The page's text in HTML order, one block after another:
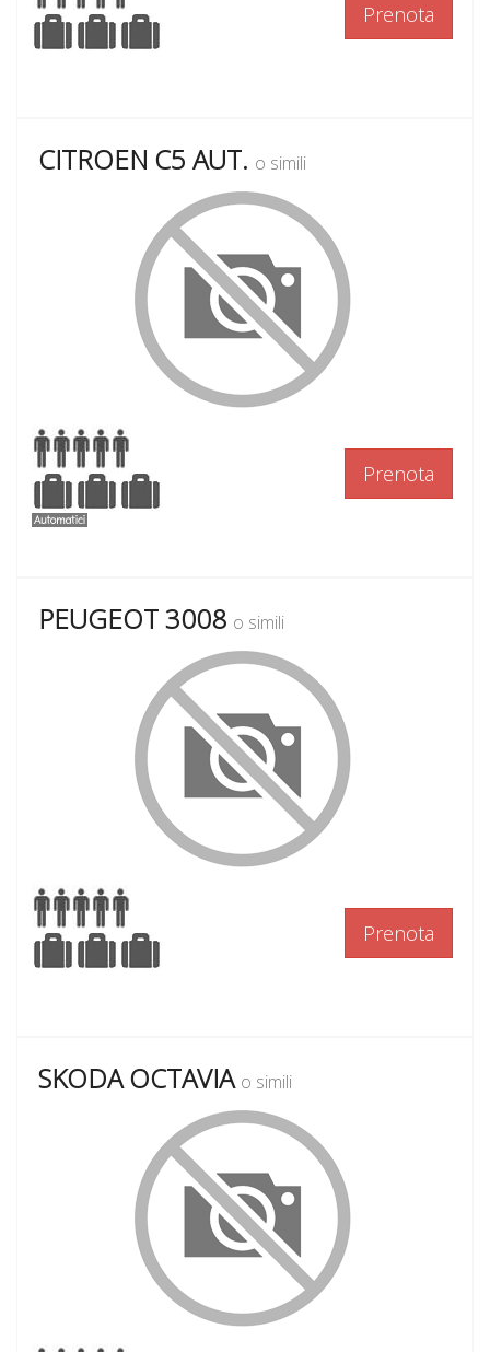
Prenota
CITROEN C5 AUT. o simili
Prenota
PEUGEOT 3008 o simili
Prenota
SKODA OCTAVIA o simili